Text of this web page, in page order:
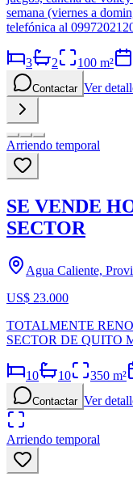
semana (viernes a
telefónica al
3 2 100 m²
Contactar Ver
Arriendo temporal
SE VENDE
SECTOR
Agua Caliente,
US$ 23.000
TOTALMENTE
SECTOR DE QUITO
10 10 350 m²
Contactar Ver
Arriendo temporal